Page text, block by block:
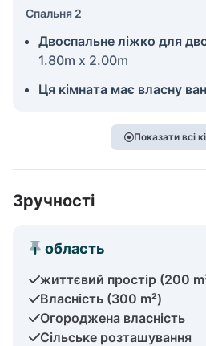
Спальня 2
Двоспальне ліжко для
1.80m x 2.00m
Ця кімната має власну
Показати всі
Зручності
область
життєвий простір (200
Власність (300 m²)
Огороджена власність
Сільське розташування